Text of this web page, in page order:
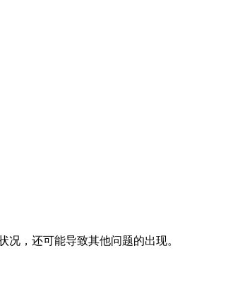
，还可能导致其他问题的出现。